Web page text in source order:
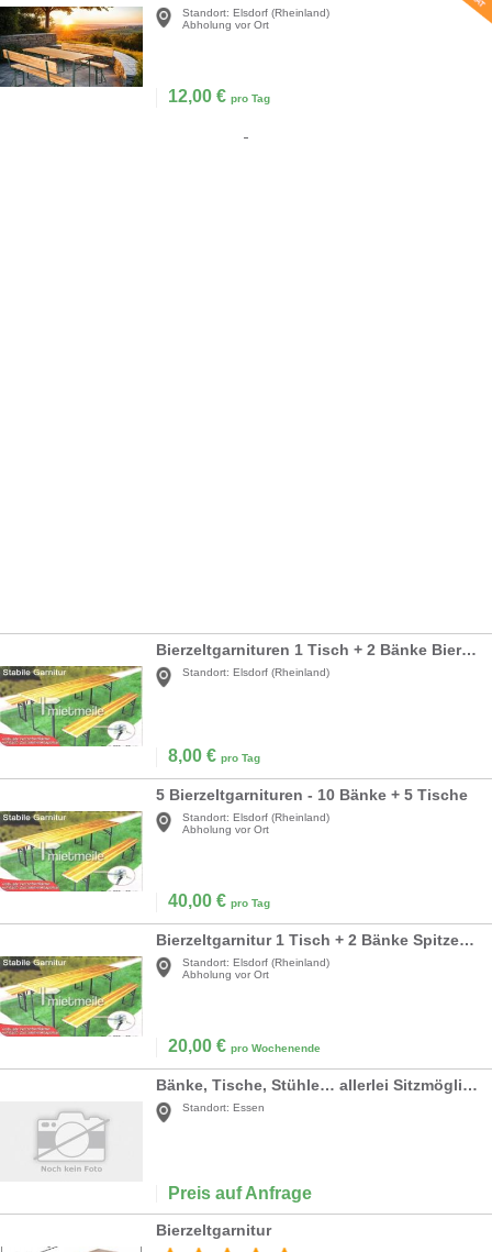
Standort: Elsdorf (Rheinland)
Abholung vor Ort
12,00 € pro Tag
Bierzeltgarnituren 1 Tisch + 2 Bänke Bierzeltgarni
Standort: Elsdorf (Rheinland)
8,00 € pro Tag
5 Bierzeltgarnituren - 10 Bänke + 5 Tische
Standort: Elsdorf (Rheinland)
Abholung vor Ort
40,00 € pro Tag
Bierzeltgarnitur 1 Tisch + 2 Bänke Spitzenpreis
Standort: Elsdorf (Rheinland)
Abholung vor Ort
20,00 € pro Wochenende
Bänke, Tische, Stühle… allerlei Sitzmöglichkeit
Standort: Essen
Preis auf Anfrage
Bierzeltgarnitur